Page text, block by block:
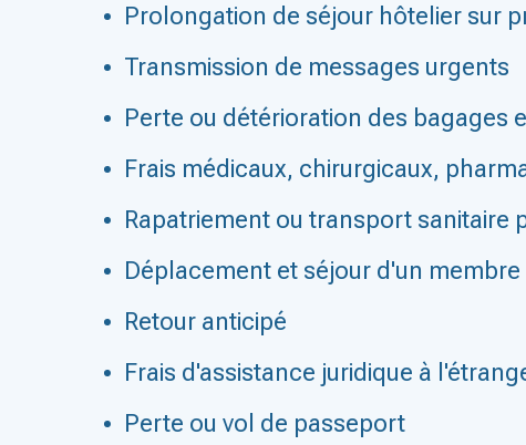
Prolongation de séjour hôtelier sur
Transmission de messages urgents
Perte ou détérioration des bagages
Frais médicaux, chirurgicaux,
Rapatriement ou transport sanitaire
Déplacement et séjour d'un
Retour anticipé
Frais d'assistance juridique à
Perte ou vol de passeport